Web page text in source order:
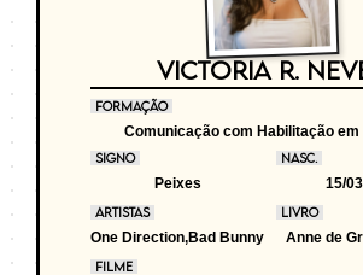
VICTORIA R.
FORMAÇÃO
Comunicação com Habilitação em
SIGNO
Peixes
NASC.
15/
ARTISTAS
One Direction,Bad Bunny
LIVRO
Anne de
FILME